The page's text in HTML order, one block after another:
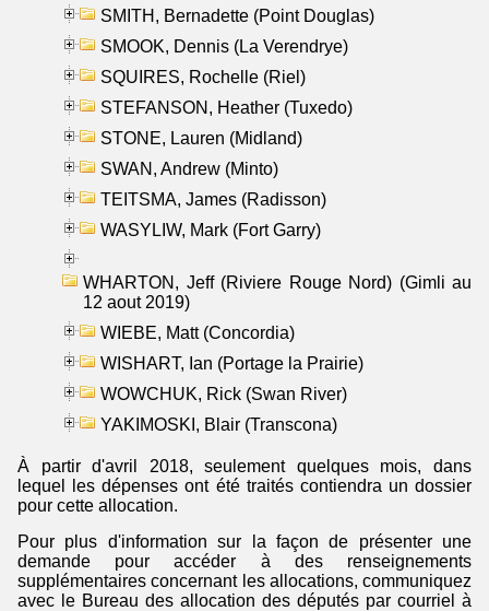
SMITH, Bernadette (Point Douglas)
SMOOK, Dennis (La Verendrye)
SQUIRES, Rochelle (Riel)
STEFANSON, Heather (Tuxedo)
STONE, Lauren (Midland)
SWAN, Andrew (Minto)
TEITSMA, James (Radisson)
WASYLIW, Mark (Fort Garry)
WHARTON, Jeff (Riviere Rouge Nord) (Gimli au
12 aout 2019)
WIEBE, Matt (Concordia)
WISHART, Ian (Portage la Prairie)
WOWCHUK, Rick (Swan River)
YAKIMOSKI, Blair (Transcona)
À partir d'avril 2018, seulement quelques mois, dans
lequel les dépenses ont été traités contiendra un dossier
pour cette allocation.
Pour plus d'information sur la façon de présenter une
demande pour accéder à des renseignements
supplémentaires concernant les allocations, communiquez
avec le Bureau des allocation des députés par courriel à